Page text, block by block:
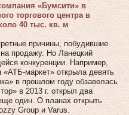
«Бумсити» в
торгового центра в
40 тыс. кв. м
причины, побудившие
продажу. Но Ланецкий
конкуренции. Например,
«АТБ-маркет» открыла девять
в прошлом году обзавелась
в 2013 г. открыл два
один. О планах открыть
Group и Varus.